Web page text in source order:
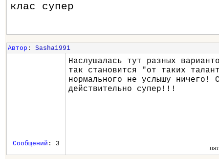
клас супер
Автор : Sasha1991
Наслушалась тут разных
так становится "от таких
нормального не услышу ничего!
действительно супер!!!
Сообщений : 3